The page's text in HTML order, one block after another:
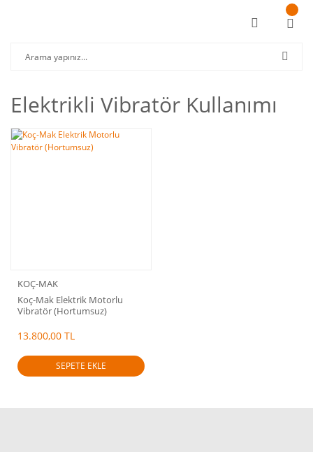
Elektrikli Vibratör Kullanımı
KOÇ-MAK
Koç-Mak Elektrik Motorlu
Vibratör (Hortumsuz)
13.800,00 TL
SEPETE EKLE